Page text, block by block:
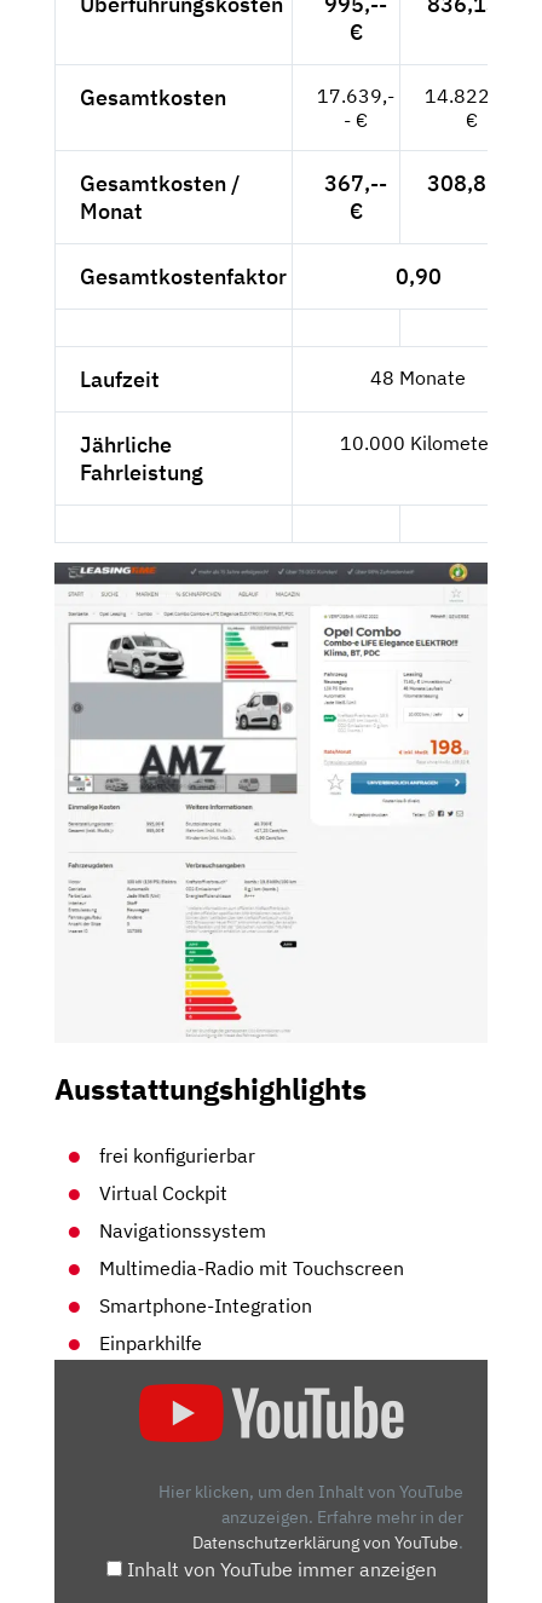
€
Gesamtkosten
17.639,-
- €
14.822,13
€
Gesamtkosten /
Monat
367,--
€
308,81 €
Gesamtkostenfaktor 0,90
Laufzeit 48 Monate
Jährliche
Fahrleistung
10.000 Kilometer
Ausstattungshighlights
frei konfigurierbar
Virtual Cockpit
Navigationssystem
Multimedia-Radio mit Touchscreen
Smartphone-Integration
Einparkhilfe
KAUFBERATUNG,
Hier klicken, um den Inhalt von YouTube
anzuzeigen. Erfahre mehr in der
Datenschutzerklärung von YouTube.
Inhalt von YouTube immer anzeigen